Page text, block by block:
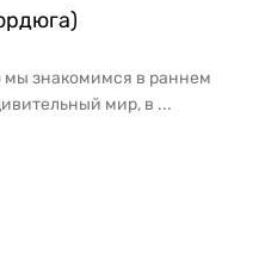
мы знакомимся в раннем
мир, в ...